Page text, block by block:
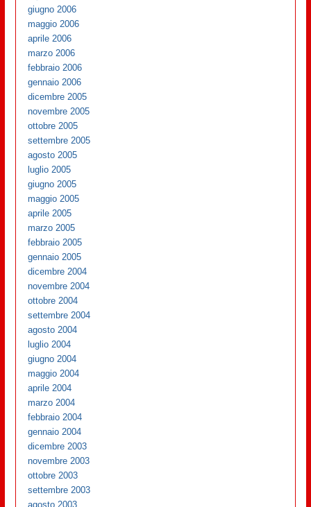
giugno 2006
maggio 2006
aprile 2006
marzo 2006
febbraio 2006
gennaio 2006
dicembre 2005
novembre 2005
ottobre 2005
settembre 2005
agosto 2005
luglio 2005
giugno 2005
maggio 2005
aprile 2005
marzo 2005
febbraio 2005
gennaio 2005
dicembre 2004
novembre 2004
ottobre 2004
settembre 2004
agosto 2004
luglio 2004
giugno 2004
maggio 2004
aprile 2004
marzo 2004
febbraio 2004
gennaio 2004
dicembre 2003
novembre 2003
ottobre 2003
settembre 2003
agosto 2003